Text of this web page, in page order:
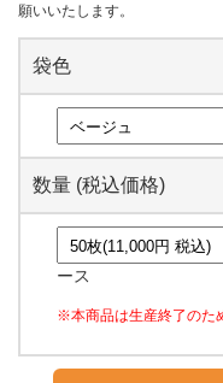
願いいたします。
袋色
数量 (税込価格)
ース
※本商品は生産終了のた